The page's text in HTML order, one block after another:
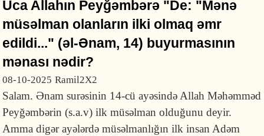
Uca Allahın Peyğəmbərə "De: "Mənə
müsəlman olanla­rın ilki olmaq əmr
edildi..." (əl-Ənam, 14) buyurmasının
mənası nədir?
08-10-2025 Ramil2X2
Salam. Ənam surəsinin 14-cü ayəsində Allah Məhəmməd
Peyğəmbərin (s.a.v) ilk müsəlman olduğunu deyir.
Amma digər ayələrdə müsəlmanlığın ilk insan Adəm